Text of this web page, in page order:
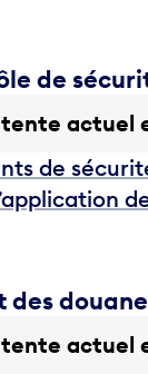
de
actuel
de
des
actuel